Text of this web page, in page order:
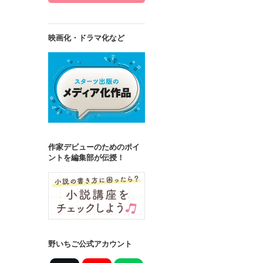
映画化・ドラマ化など
作家デビューのためのポイ
ントを編集部が伝授！
野いちご公式アカウント